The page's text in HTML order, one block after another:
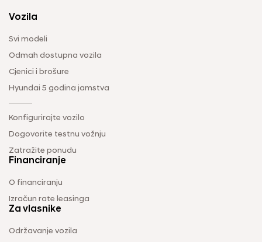
Vozila
Svi modeli
Odmah dostupna vozila
Cjenici i brošure
Hyundai 5 godina jamstva
Konfigurirajte vozilo
Dogovorite testnu vožnju
Zatražite ponudu
Financiranje
O financiranju
Izračun rate leasinga
Za vlasnike
Održavanje vozila